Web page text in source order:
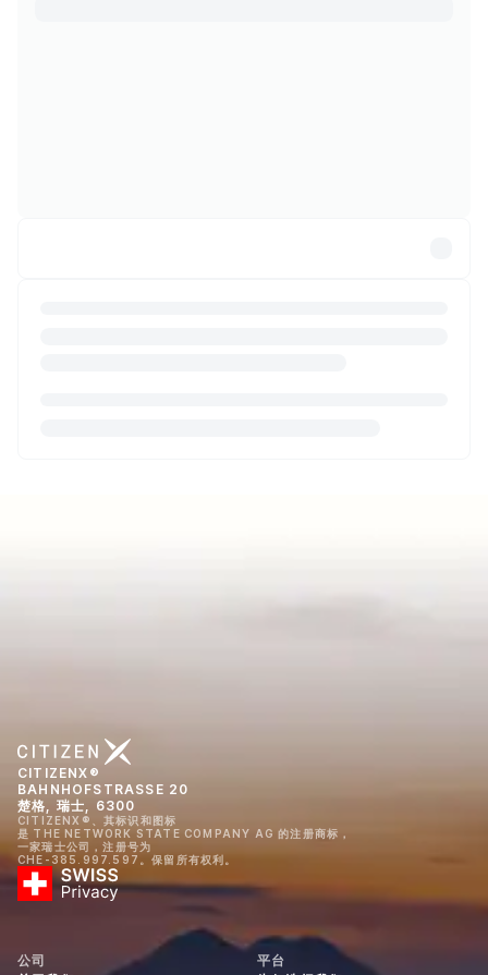
CITIZENX®
BAHNHOFSTRASSE 20
楚格, 瑞士, 6300
CITIZENX®、其标识和图标
是 THE NETWORK STATE COMPANY AG 的注册商标，
一家瑞士公司，注册号为
CHE-385.997.597。保留所有权利。
公司
平台